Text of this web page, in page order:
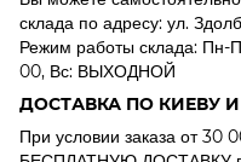
склада по адресу: ул.
Режим работы склада: Пн-
00, Вс: ВЫХОДНОЙ
ДОСТАВКА ПО КИЕВУ
При условии заказа от 30